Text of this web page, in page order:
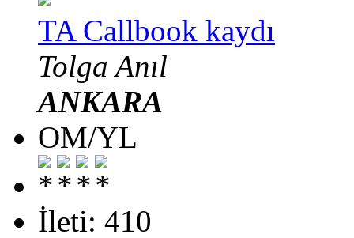
TA Callbook kaydı
Tolga Anıl
ANKARA
OM/YL
İleti: 410